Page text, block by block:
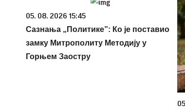
05. 08. 2026 15:45
Сазнања „Политике”: Ко је поставио
замку Митрополиту Методију у
Горњем Заостру